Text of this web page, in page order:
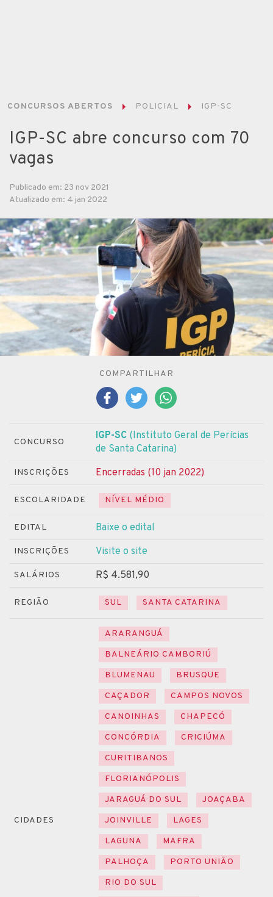
CONCURSOS ABERTOS POLICIAL IGP-SC
IGP-SC abre concurso com 70
vagas
Publicado em: 23 nov 2021
Atualizado em: 4 jan 2022
COMPARTILHAR
CONCURSO
IGP-SC (Instituto Geral de Perícias
de Santa Catarina)
INSCRIÇÕES Encerradas (10 jan 2022)
ESCOLARIDADE NÍVEL MÉDIO
EDITAL Baixe o edital
INSCRIÇÕES Visite o site
SALÁRIOS R$ 4.581,90
REGIÃO SUL SANTA CATARINA
CIDADES
ARARANGUÁ
BALNEÁRIO CAMBORIÚ
BLUMENAU
BRUSQUE
CAÇADOR
CAMPOS NOVOS
CANOINHAS
CHAPECÓ
CONCÓRDIA
CRICIÚMA
CURITIBANOS
FLORIANÓPOLIS
JARAGUÁ DO SUL
JOAÇABA
JOINVILLE
LAGES
LAGUNA
MAFRA
PALHOÇA
PORTO UNIÃO
RIO DO SUL